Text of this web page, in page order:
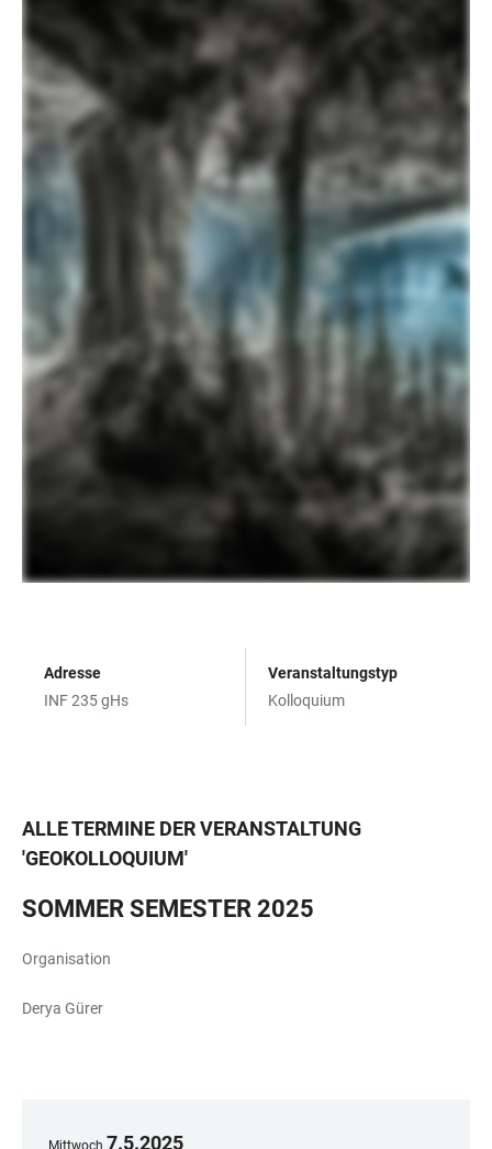
Adresse
INF 235 gHs
Veranstaltungstyp
Kolloquium
ALLE TERMINE DER VERANSTALTUNG
'GEOKOLLOQUIUM'
SOMMER SEMESTER 2025
Organisation
Derya Gürer
Mittwoch 7.5.2025